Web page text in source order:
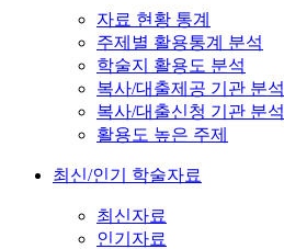
자료 현황 통계
주제별 활용통계 분석
학술지 활용도 분석
복사/대출제공 기관 분석
복사/대출신청 기관 분석
활용도 높은 주제
최신/인기 학술자료
최신자료
인기자료